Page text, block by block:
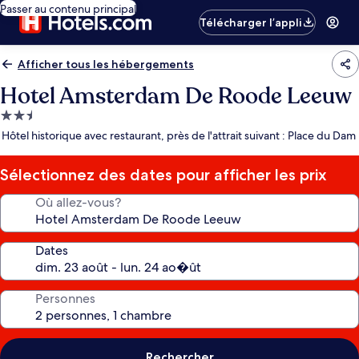
Passer au contenu principal
Télécharger l’appli
Afficher tous les hébergements
Hotel Amsterdam De Roode Leeuw
Hébergement
2.5 étoiles
Hôtel historique avec restaurant, près de l'attrait suivant : Place du Dam
Sélectionnez des dates pour afficher les prix
Où allez-vous?
Dates
Personnes